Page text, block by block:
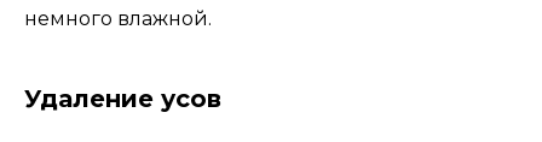
немного влажной.
Удаление усов